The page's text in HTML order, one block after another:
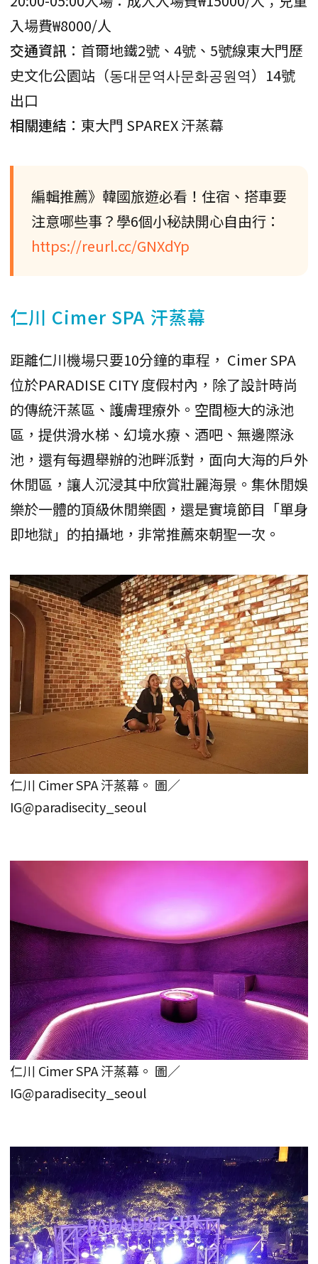
入場費₩8000/人
交通資訊 ：首爾地鐵2號、4號、5號線東大門歷
史文化公園站（동대문역사문화공원역）14號
出口
相關連結 ：東大門 SPAREX 汗蒸幕
編輯推薦》韓國旅遊必看！住宿、搭車要
注意哪些事？學6個小秘訣開心自由行：
https://reurl.cc/GNXdYp
仁川 Cimer SPA 汗蒸幕
距離仁川機場只要10分鐘的車程， Cimer SPA
位於PARADISE CITY 度假村內，除了設計時尚
的傳統汗蒸區、護膚理療外。空間極大的泳池
區，提供滑水梯、幻境水療、酒吧、無邊際泳
池，還有每週舉辦的池畔派對，面向大海的戶外
休閒區，讓人沉浸其中欣賞壯麗海景。集休閒娛
樂於一體的頂級休閒樂園，還是實境節目「單身
即地獄」的拍攝地，非常推薦來朝聖一次。
仁川 Cimer SPA 汗蒸幕。 圖／
IG@paradisecity_seoul
仁川 Cimer SPA 汗蒸幕。 圖／
IG@paradisecity_seoul